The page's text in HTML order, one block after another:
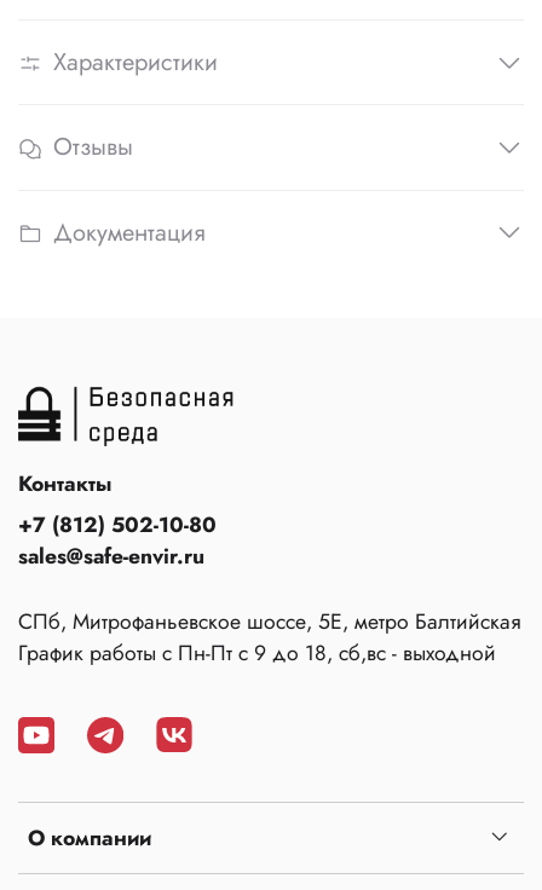
Характеристики
Отзывы
Документация
О компании
Контакты
+7 (812) 502-10-80
sales@safe-envir.ru
СПб, Митрофаньевское шоссе, 5Е, метро Балтийская
График работы с Пн-Пт с 9 до 18, сб,вс - выходной